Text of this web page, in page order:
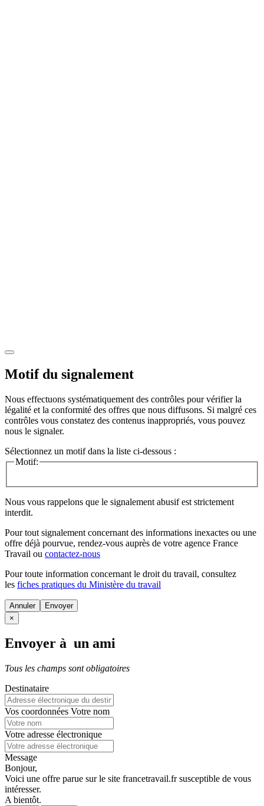
Motif du signalement
Nous effectuons systématiquement des contrôles pour vérifier la
légalité et la conformité des offres que nous diffusons. Si malgré ces
contrôles vous constatez des contenus inappropriés, vous pouvez
nous le signaler.
Sélectionnez un motif dans la liste ci-dessous :
Motif:
Nous vous rappelons que le signalement abusif est strictement
interdit.
Pour tout signalement concernant des informations inexactes ou une
offre déjà pourvue, rendez-vous auprès de votre agence France
Travail ou contactez-nous
Pour toute information concernant le droit du travail, consultez
les fiches pratiques du Ministère du travail
Annuler
×
Envoyer à un ami
Tous les champs sont obligatoires
Destinataire
Vos coordonnées Votre nom
Votre adresse électronique
Message
Bonjour,
Voici une offre parue sur le site francetravail.fr susceptible de vous
intéresser.
A bientôt.